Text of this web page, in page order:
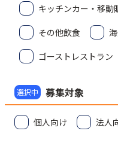
キッチンカー・移動
その他飲食
ゴーストレストラン
選択中 募集対象
個人向け 法人